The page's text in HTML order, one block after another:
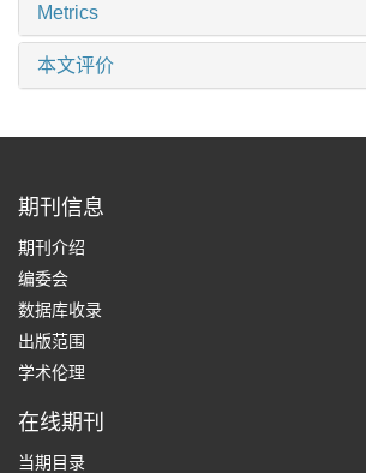
Metrics
本文评价
期刊信息
期刊介绍
编委会
数据库收录
出版范围
学术伦理
在线期刊
当期目录